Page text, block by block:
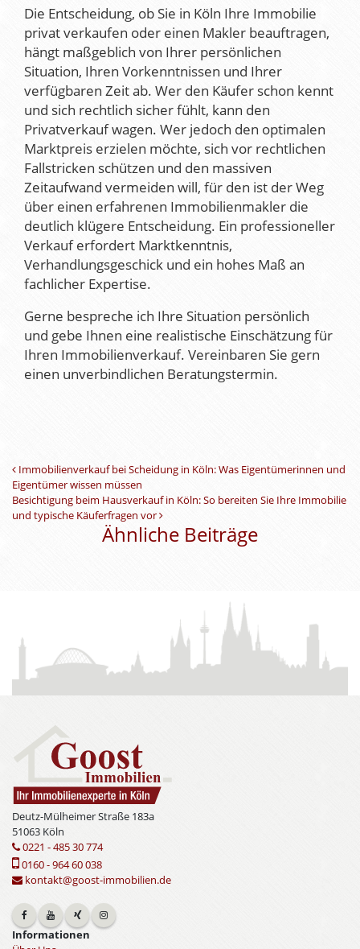
Die Entscheidung, ob Sie in Köln Ihre Immobilie
privat verkaufen oder einen Makler beauftragen,
hängt maßgeblich von Ihrer persönlichen
Situation, Ihren Vorkenntnissen und Ihrer
verfügbaren Zeit ab. Wer den Käufer schon kennt
und sich rechtlich sicher fühlt, kann den
Privatverkauf wagen. Wer jedoch den optimalen
Marktpreis erzielen möchte, sich vor rechtlichen
Fallstricken schützen und den massiven
Zeitaufwand vermeiden will, für den ist der Weg
über einen erfahrenen Immobilienmakler die
deutlich klügere Entscheidung. Ein professioneller
Verkauf erfordert Marktkenntnis,
Verhandlungsgeschick und ein hohes Maß an
fachlicher Expertise.
Gerne bespreche ich Ihre Situation persönlich
und gebe Ihnen eine realistische Einschätzung für
Ihren Immobilienverkauf. Vereinbaren Sie gern
einen unverbindlichen Beratungstermin.
Beitrags-Navigation
Immobilienverkauf bei Scheidung in Köln: Was Eigentümerinnen und
Eigentümer wissen müssen
Besichtigung beim Hausverkauf in Köln: So bereiten Sie Ihre Immobilie
und typische Käuferfragen vor
Ähnliche Beiträge
Deutz-Mülheimer Straße 183a
51063 Köln
0221 - 485 30 774
0160 - 964 60 038
kontakt@goost-immobilien.de
Informationen